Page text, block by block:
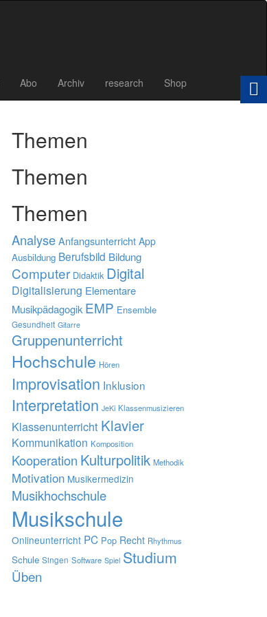
Abo Archiv research Shop
Themen
Themen
Themen
AnalyseAnfangsunterricht App
Ausbildung Berufsbild Bildung
Computer Didaktik Digital
Digitalisierung Elementare
Musikpädagogik EMP Ensemble
Gesundheit Gitarre
Gruppenunterricht
Hochschule Hören
Improvisation Inklusion
Interpretation JeKi Klassenmusizieren
Klassenunterricht Klavier
Kommunikation Komposition
Kooperation Kulturpolitik Methodik
Motivation Musikermedizin
Musikhochschule
Musikschule
Onlineunterricht PC Pop Recht Rhythmus
Schule Singen Software Spiel Studium
Üben